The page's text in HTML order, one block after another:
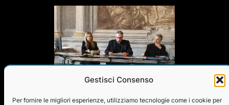
Gestisci Consenso
Per fornire le migliori esperienze, utilizziamo tecnologie come i cookie per